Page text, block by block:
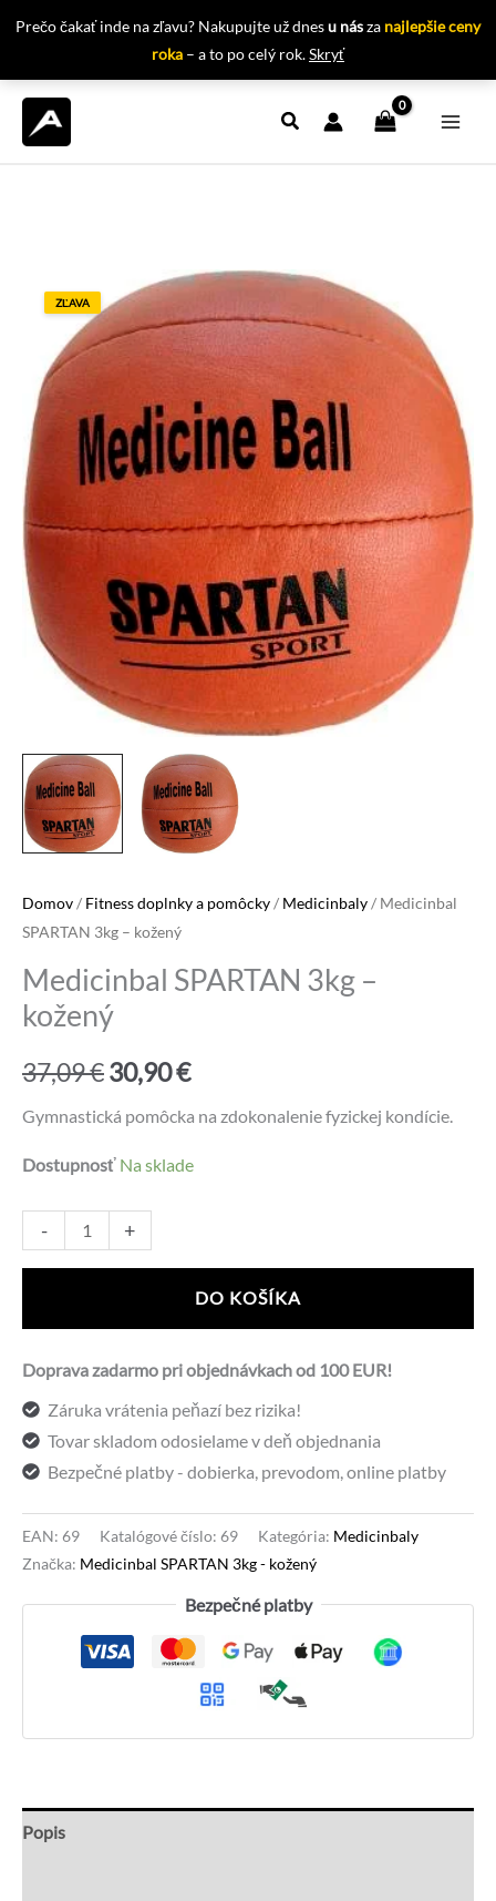
Prečo čakať inde na zľavu? Nakupujte už dnesu násza najlepšie ceny
roka – a to po celý rok.Skryť
Preskočiť
ZĽAVA
Domov/ Fitness doplnky a pomôcky/ Medicinbaly/ Medicinbal
SPARTAN 3kg – kožený
Medicinbal SPARTAN 3kg –
kožený
37,09€Pôvodná
cena
bola:
37,09 €.
30,90€Aktuálna
cena
je:
Gymnastická pomôcka na zdokonalenie fyzickej kondície.
Dostupnosť Na sklade
-
množstvo
Medicinbal
kožený
+
DO KOŠÍKA
Doprava zadarmo pri objednávkach od 100 EUR!
Záruka vrátenia peňazí bez rizika!
Tovar skladom odosielame v deň objednania
Bezpečné platby - dobierka, prevodom, online platby
EAN: 69 Katalógové číslo: 69 Kategória: Medicinbaly
Značka: Medicinbal SPARTAN 3kg - kožený
Bezpečné platby
Popis